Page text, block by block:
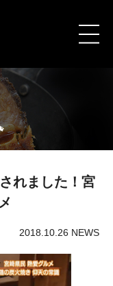
れました！宮
2018.10.26 NEWS